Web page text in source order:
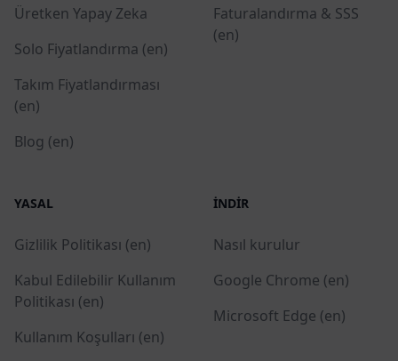
Üretken Yapay Zeka
Solo Fiyatlandırma (en)
Takım Fiyatlandırması
(en)
Blog (en)
Faturalandırma & SSS
(en)
YASAL
Gizlilik Politikası (en)
Kabul Edilebilir Kullanım
Politikası (en)
Kullanım Koşulları (en)
İNDIR
Nasıl kurulur
Google Chrome (en)
Microsoft Edge (en)